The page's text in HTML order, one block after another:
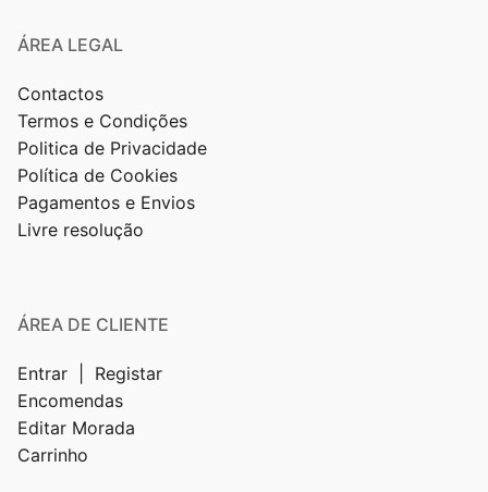
ÁREA LEGAL
Contactos
Termos e Condições
Politica de Privacidade
Política de Cookies
Pagamentos e Envios
Livre resolução
ÁREA DE CLIENTE
Entrar | Registar
Encomendas
Editar Morada
Carrinho